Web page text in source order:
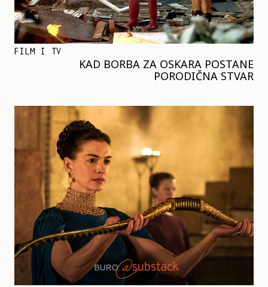
FILM I TV
KAD BORBA ZA OSKARA POSTANE
PORODIČNA STVAR